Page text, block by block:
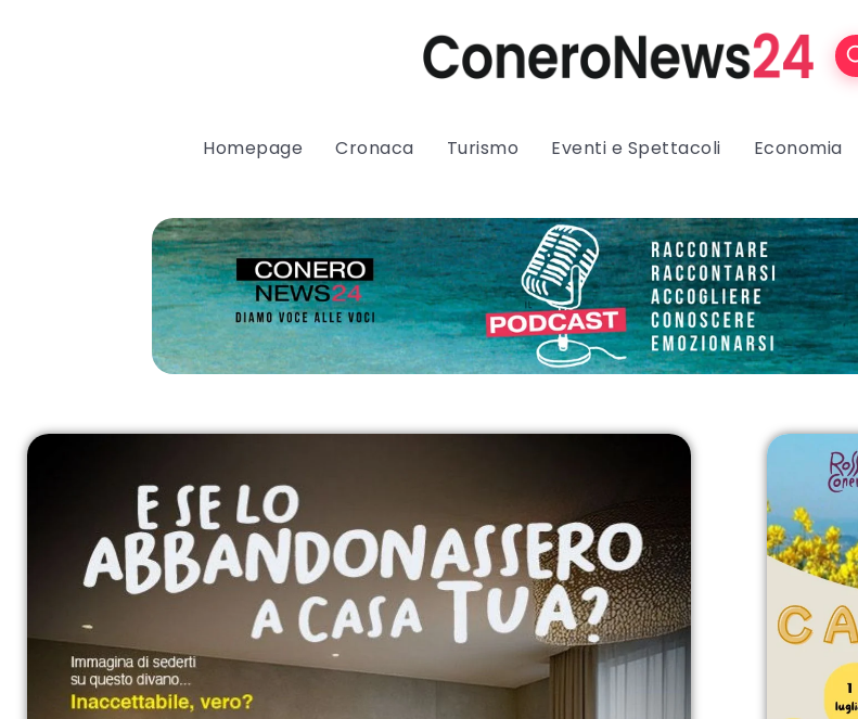
Homepage Cronaca Turismo Eventi e Spettacoli Economia